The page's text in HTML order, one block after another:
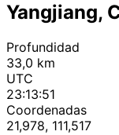
Yangjiang,
Profundidad
33,0 km
UTC
23:13:51
Coordenadas
21,978, 111,517